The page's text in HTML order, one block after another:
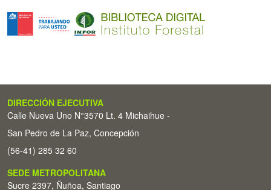
DIRECCIÓN EJECUTIVA
Calle Nueva Uno N°3570 Lt. 4 Michaihue -
San Pedro de La Paz, Concepción
(56-41) 285 32 60
SEDE METROPOLITANA
Sucre 2397, Ñuñoa, Santiago